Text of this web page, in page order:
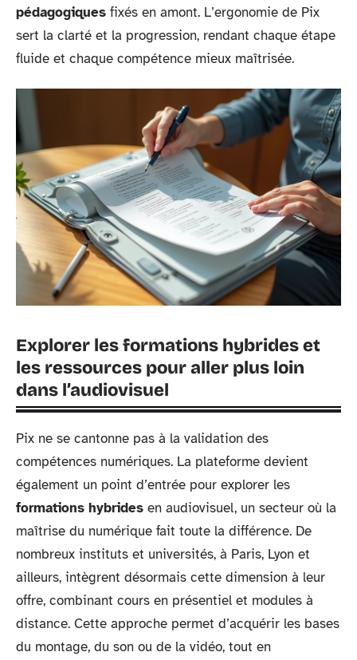
pédagogiques fixés en amont. L’ergonomie de Pix
sert la clarté et la progression, rendant chaque étape
fluide et chaque compétence mieux maîtrisée.
Explorer les formations hybrides et
les ressources pour aller plus loin
dans l’audiovisuel
Pix ne se cantonne pas à la validation des
compétences numériques. La plateforme devient
également un point d’entrée pour explorer les
formations hybrides en audiovisuel, un secteur où la
maîtrise du numérique fait toute la différence. De
nombreux instituts et universités, à Paris, Lyon et
ailleurs, intègrent désormais cette dimension à leur
offre, combinant cours en présentiel et modules à
distance. Cette approche permet d’acquérir les bases
du montage, du son ou de la vidéo, tout en